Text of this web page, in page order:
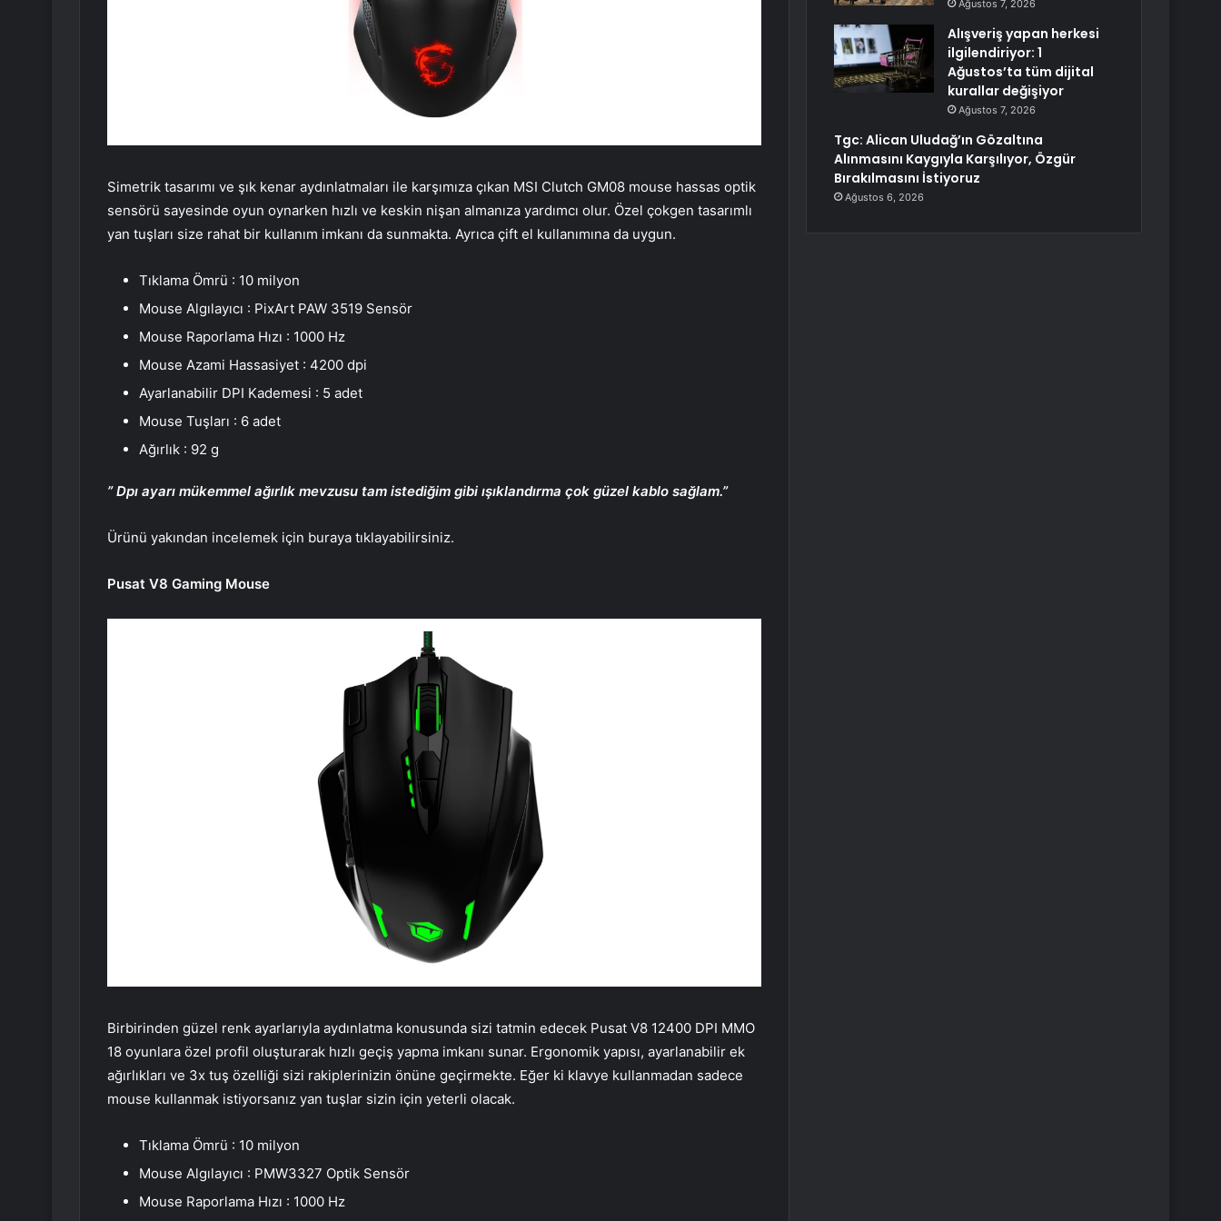
Simetrik tasarımı ve şık kenar aydınlatmaları ile karşımıza çıkan MSI Clutch GM08 mouse hassas optik
sensörü sayesinde oyun oynarken hızlı ve keskin nişan almanıza yardımcı olur. Özel çokgen tasarımlı
yan tuşları size rahat bir kullanım imkanı da sunmakta. Ayrıca çift el kullanımına da uygun.
Tıklama Ömrü : 10 milyon
Mouse Algılayıcı : PixArt PAW 3519 Sensör
Mouse Raporlama Hızı : 1000 Hz
Mouse Azami Hassasiyet : 4200 dpi
Ayarlanabilir DPI Kademesi : 5 adet
Mouse Tuşları : 6 adet
Ağırlık : 92 g
” Dpı ayarı mükemmel ağırlık mevzusu tam istediğim gibi ışıklandırma çok güzel kablo sağlam.”
Ürünü yakından incelemek için buraya tıklayabilirsiniz.
Pusat V8 Gaming Mouse
Birbirinden güzel renk ayarlarıyla aydınlatma konusunda sizi tatmin edecek Pusat V8 12400 DPI MMO
18 oyunlara özel profil oluşturarak hızlı geçiş yapma imkanı sunar. Ergonomik yapısı, ayarlanabilir ek
ağırlıkları ve 3x tuş özelliği sizi rakiplerinizin önüne geçirmekte. Eğer ki klavye kullanmadan sadece
mouse kullanmak istiyorsanız yan tuşlar sizin için yeterli olacak.
Tıklama Ömrü : 10 milyon
Mouse Algılayıcı : PMW3327 Optik Sensör
Mouse Raporlama Hızı : 1000 Hz
Ağustos 7, 2026
Alışveriş yapan herkesi
ilgilendiriyor: 1
Ağustos’ta tüm dijital
kurallar değişiyor
Ağustos 7, 2026
Tgc: Alican Uludağ’ın Gözaltına
Alınmasını Kaygıyla Karşılıyor, Özgür
Bırakılmasını İstiyoruz
Ağustos 6, 2026